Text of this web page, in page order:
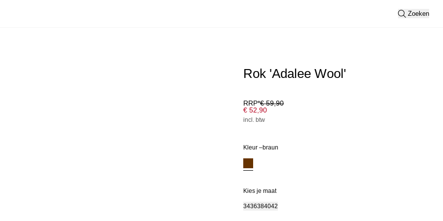
Zoeken
Rok 'Adalee Wool'
RRP*€ 59,90
€ 52,90
incl. btw
Kleur –braun
Kies je maat
3436384042